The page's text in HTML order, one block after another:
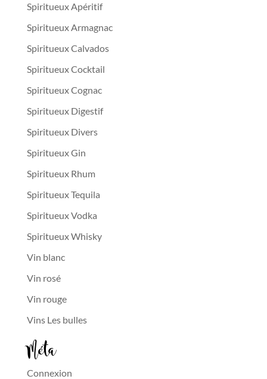
Spiritueux Apéritif
Spiritueux Armagnac
Spiritueux Calvados
Spiritueux Cocktail
Spiritueux Cognac
Spiritueux Digestif
Spiritueux Divers
Spiritueux Gin
Spiritueux Rhum
Spiritueux Tequila
Spiritueux Vodka
Spiritueux Whisky
Vin blanc
Vin rosé
Vin rouge
Vins Les bulles
Méta
Connexion